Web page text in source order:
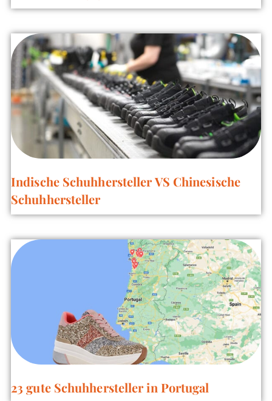
Indische Schuhhersteller VS Chinesische
Schuhhersteller
23 gute Schuhhersteller in Portugal